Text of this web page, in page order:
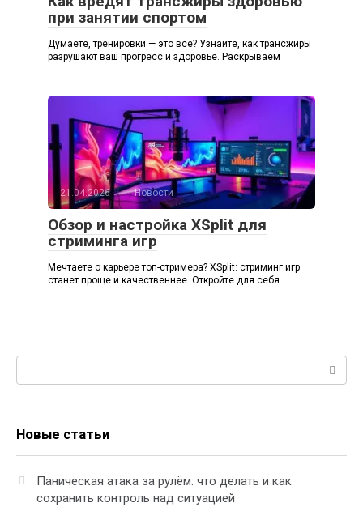
при занятии спортом
Думаете, тренировки — это всё? Узнайте, как трансжиры
разрушают ваш прогресс и здоровье. Раскрываем
21.04.2026 Новости
Обзор и настройка XSplit для
стриминга игр
Мечтаете о карьере топ-стримера? XSplit: стриминг игр
станет проще и качественнее. Откройте для себя
Новые статьи
Паническая атака за рулём: что делать и как
сохранить контроль над ситуацией